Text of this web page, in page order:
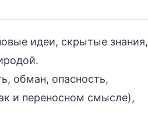
идеи, скрытые знания,
обман, опасность,
и переносном смысле),